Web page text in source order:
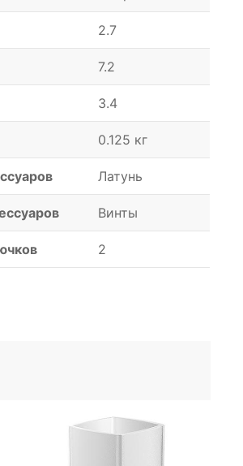
2.7
7.2
3.4
0.125 кг
Латунь
Винты
2